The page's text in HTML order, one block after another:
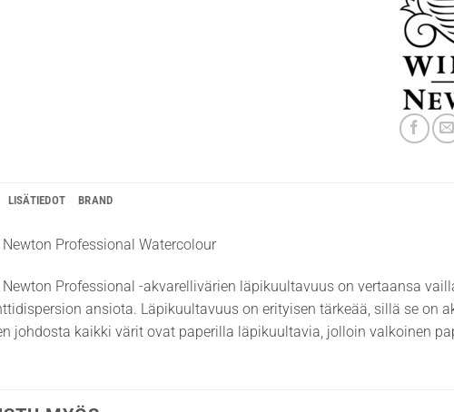
LISÄTIEDOT BRAND
Professional Watercolour
Newton Professional -akvarellivärien läpikuultavuus on vertaansa
ansiota. Läpikuultavuus on erityisen tärkeää, sillä se on
johdosta kaikki värit ovat paperilla läpikuultavia, jolloin valkoinen